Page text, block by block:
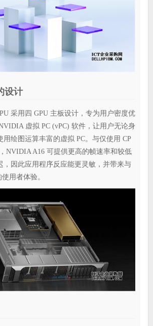
设计
采用四 GPU 主板设计，专为用户密度优
虚拟 PC (vPC) 软件，让用户无论身
用绘图运算丰富的虚拟 PC。与仅使用 CP
NVIDIA A16 可提供更高的帧速率和较低
，因此应用程序反应能更灵敏，并带来与
用者体验。